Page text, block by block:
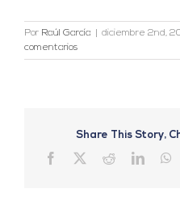
Por Raúl García diciembre 2nd,
comentarios
Share This Story,
Facebook Reddit